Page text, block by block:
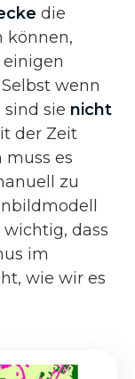
die
können,
wenn
sie nicht
der Zeit
muss es
zu
dass
im
wie wir es